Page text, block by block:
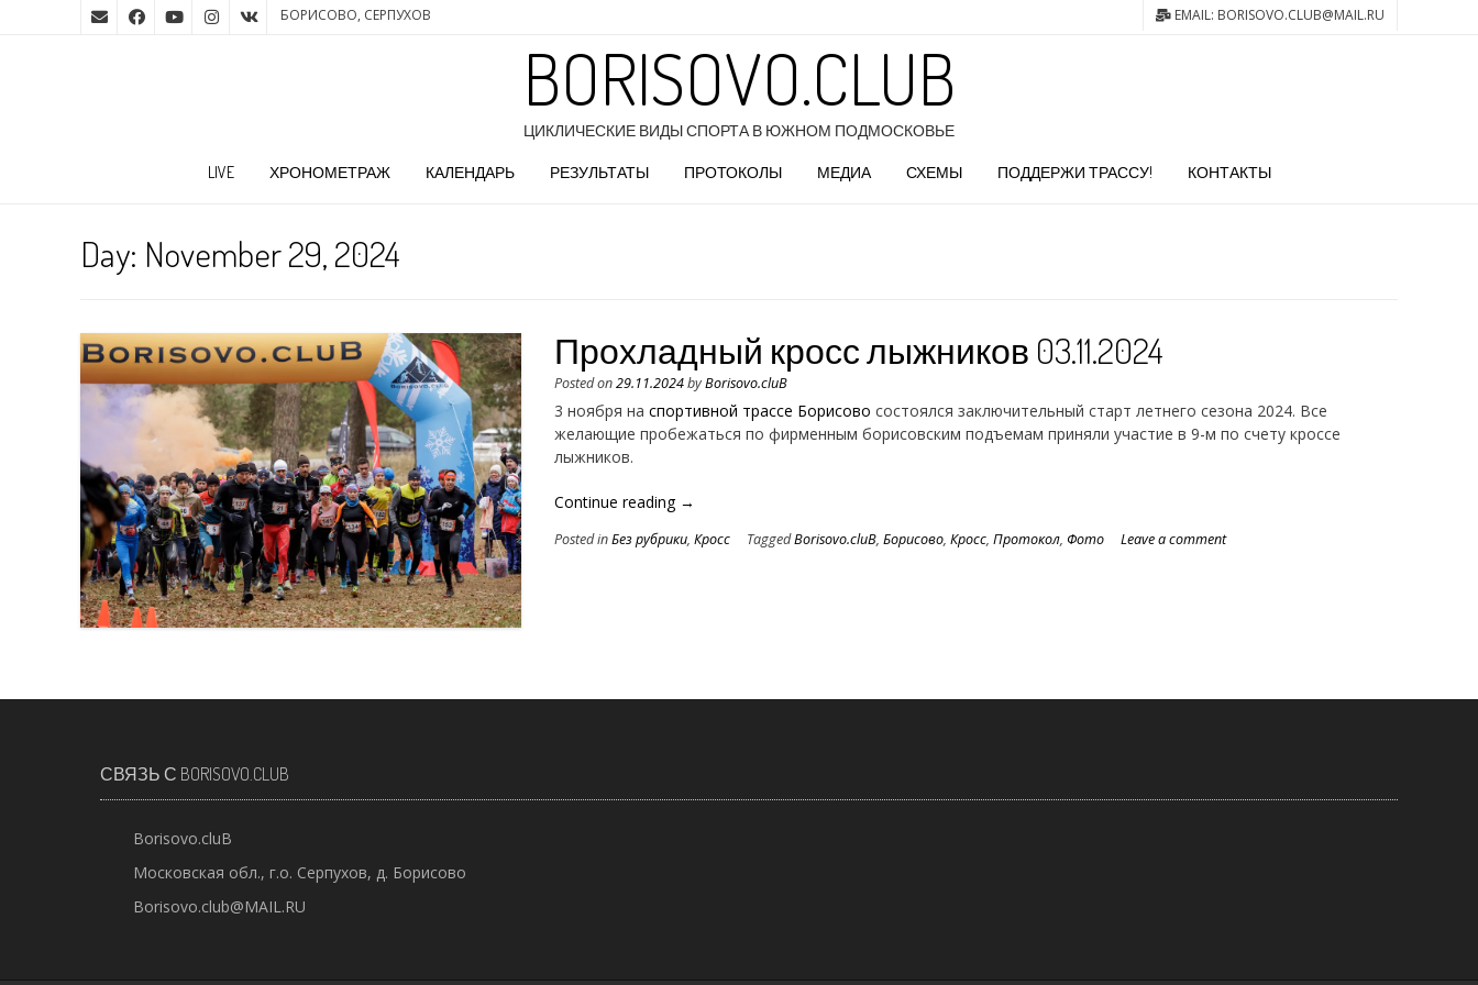
БОРИСОВО, СЕРПУХОВ EMAIL: BORISOVO.CLUB@MAIL.RU
BORISOVO.CLUB
ЦИКЛИЧЕСКИЕ ВИДЫ СПОРТА В ЮЖНОМ ПОДМОСКОВЬЕ
LIVE ХРОНОМЕТРАЖ КАЛЕНДАРЬ РЕЗУЛЬТАТЫ ПРОТОКОЛЫ МЕДИА СХЕМЫ ПОДДЕРЖИ ТРАССУ! КОНТАКТЫ
Day: November 29, 2024
Прохладный кросс лыжников 03.11.2024
Posted on29.11.2024byBorisovo.cluB
3 ноября наспортивной трассе Борисово состоялся заключительный старт летнего сезона 2024. Все
желающие пробежаться по фирменным борисовским подъемам приняли участие в 9-м по счету кроссе
лыжников.
Continue reading “Прохладный
лыжников
→
Posted inБез рубрики,Кросс TaggedBorisovo.cluB,Борисово,Кросс,Протокол, Фото Leave a comment
СВЯЗЬ С BORISOVO.CLUB
Borisovo.cluB
Московская обл., г.о. Серпухов, д. Борисово
Borisovo.club@MAIL.RU